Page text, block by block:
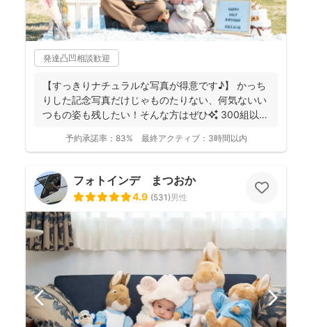
発達凸凹相談歓迎
【すっきりナチュラルな写真が得意です♪】 かっち
りした記念写真だけじゃものたりない、何気ないい
つもの姿も残したい！そんな方はぜひ✨️ 300組以上
予約承諾率： 83% 最終アクティブ： 3時間以内
フォトインデ まつおか
4.9 (531)男性